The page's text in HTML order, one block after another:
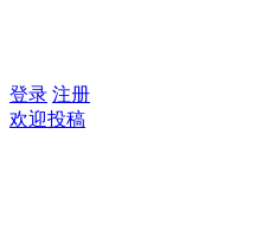
登录 注册
欢迎投稿